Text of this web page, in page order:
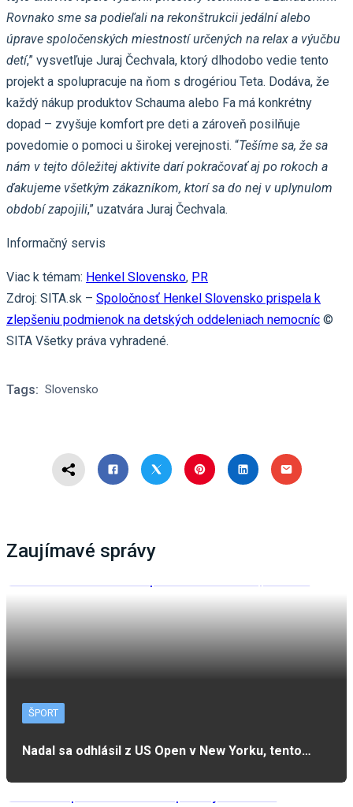
Rovnako sme sa podieľali na rekonštrukcii jedální alebo
úprave spoločenských miestností určených na relax a výučbu
detí,” vysvetľuje Juraj Čechvala, ktorý dlhodobo vedie tento
projekt a spolupracuje na ňom s drogériou Teta. Dodáva, že
každý nákup produktov Schauma alebo Fa má konkrétny
dopad – zvyšuje komfort pre deti a zároveň posilňuje
povedomie o pomoci u širokej verejnosti. “Tešíme sa, že sa
nám v tejto dôležitej aktivite darí pokračovať aj po rokoch a
ďakujeme všetkým zákazníkom, ktorí sa do nej v uplynulom
období zapojili,” uzatvára Juraj Čechvala.
Informačný servis
Viac k témam: Henkel Slovensko, PR
Zdroj: SITA.sk – Spoločnosť Henkel Slovensko prispela k
zlepšeniu podmienok na detských oddeleniach nemocníc ©
SITA Všetky práva vyhradené.
Tags: Slovensko
Zaujímavé správy
ŠPORT
Nadal sa odhlásil z US Open v New Yorku, tento…